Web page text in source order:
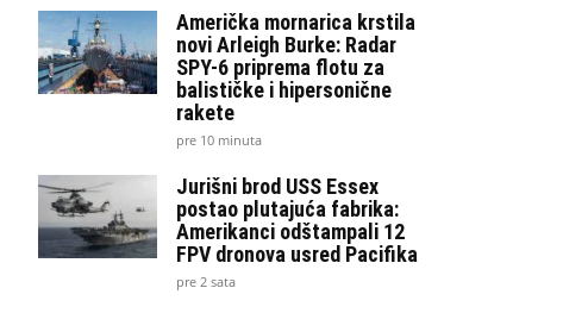
Američka mornarica krstila
novi Arleigh Burke: Radar
SPY-6 priprema flotu za
balističke i hipersonične
rakete
pre 10 minuta
Jurišni brod USS Essex
postao plutajuća fabrika:
Amerikanci odštampali 12
FPV dronova usred Pacifika
pre 2 sata